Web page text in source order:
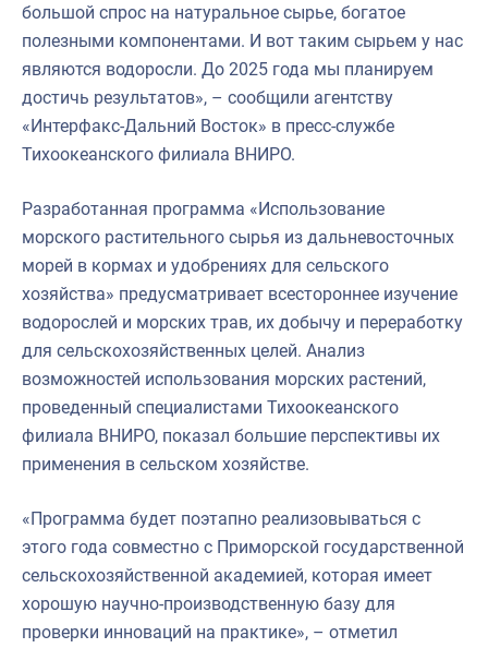
большой спрос на натуральное сырье, богатое
полезными компонентами. И вот таким сырьем у нас
являются водоросли. До 2025 года мы планируем
достичь результатов», – сообщили агентству
«Интерфакс-Дальний Восток» в пресс-службе
Тихоокеанского филиала ВНИРО.
Разработанная программа «Использование
морского растительного сырья из дальневосточных
морей в кормах и удобрениях для сельского
хозяйства» предусматривает всестороннее изучение
водорослей и морских трав, их добычу и переработку
для сельскохозяйственных целей. Анализ
возможностей использования морских растений,
проведенный специалистами Тихоокеанского
филиала ВНИРО, показал большие перспективы их
применения в сельском хозяйстве.
«Программа будет поэтапно реализовываться с
этого года совместно с Приморской государственной
сельскохозяйственной академией, которая имеет
хорошую научно-производственную базу для
проверки инноваций на практике», – отметил